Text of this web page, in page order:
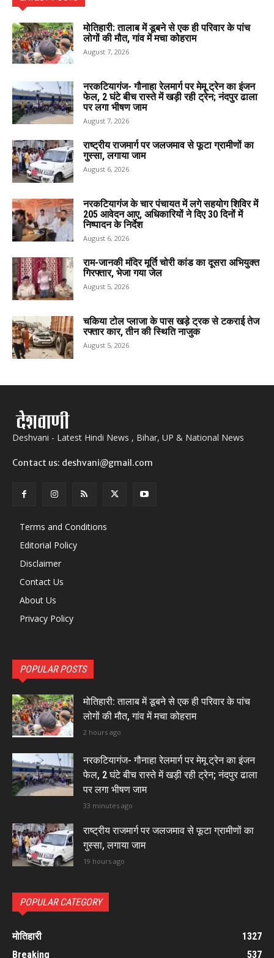
मोतिहारी: तालाब में डूबने से एक ही परिवार के पांच
लोगों की मौत, गांव में मचा कोहराम
August 7, 2026
नरकटियागंज- गौनाहा रेलमार्ग पर मेमू ट्रेन का इंजन
फेल, 2 घंटे बीच रास्ते में खड़ी रही ट्रेन; नंदपुर ढाला
पर लगा भीषण जाम
August 7, 2026
राष्ट्रीय राजमार्ग पर जलजमाव से फूटा ग्रामीणों का
गुस्सा, लगाया जाम
August 6, 2026
नरकटियागंज के चार पंचायत में लगे सहयोग शिविर में
205 आवेदन आए, अधिकारियों ने दिए 30 दिनों में
निष्पादन के निर्देश
August 6, 2026
राम-जानकी मंदिर मूर्ति चोरी कांड का दूसरा अभियुक्त
गिरफ्तार, भेजा गया जेल
August 5, 2026
चकिया टोल प्लाजा के पास खड़े ट्रक से टकराई तेज
रफ्तार कार, तीन की स्थिति नाजुक
August 5, 2026
Deshvani - Latest Hindi News , Bihar, UP & National News
Contact us: deshvani@gmail.com
Terms and Conditions
Editorial Policy
Disclaimer
Contact Us
About Us
Privacy Policy
POPULAR POSTS
मोतिहारी: तालाब में डूबने से एक ही परिवार के पांच
लोगों की मौत, गांव में मचा कोहराम
2 hours ago
नरकटियागंज- गौनाहा रेलमार्ग पर मेमू ट्रेन का इंजन
फेल, 2 घंटे बीच रास्ते में खड़ी रही ट्रेन; नंदपुर ढाला
पर लगा भीषण जाम
33 minutes ago
राष्ट्रीय राजमार्ग पर जलजमाव से फूटा ग्रामीणों का
गुस्सा, लगाया जाम
19 hours ago
POPULAR CATEGORY
मोतिहारी
1327
Breaking
537